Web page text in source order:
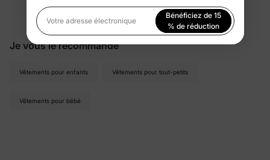
Vous regardez 1-9 de 9 produits
Je vous le recommande
Vêtements pour enfants Vêtements pour tout-petits
Vêtements pour bébé
Votre adresse électronique
Bénéficiez de 15
% de réduction
En vous inscrivant, vous acceptez notre